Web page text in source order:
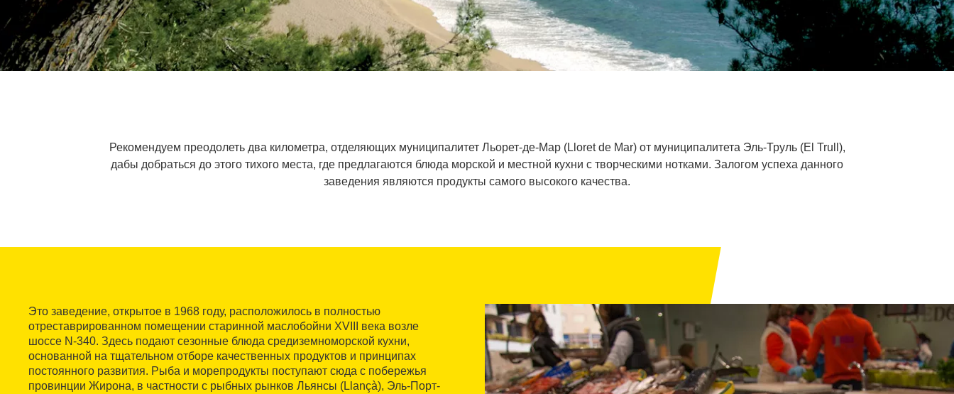
Рекомендуем преодолеть два километра, отделяющих муниципалитет Льорет-де-Мар (Lloret de Mar) от муниципалитета Эль-Труль (El Trull),
дабы добраться до этого тихого места, где предлагаются блюда морской и местной кухни с творческими нотками. Залогом успеха данного
заведения являются продукты самого высокого качества.
Это заведение, открытое в 1968 году, расположилось в полностью
отреставрированном помещении старинной маслобойни XVIII века возле
шоссе N-340. Здесь подают сезонные блюда средиземноморской кухни,
основанной на тщательном отборе качественных продуктов и принципах
постоянного развития. Рыба и морепродукты поступают сюда с побережья
провинции Жирона, в частности с рыбных рынков Льянсы (Llançà), Эль-Порт-